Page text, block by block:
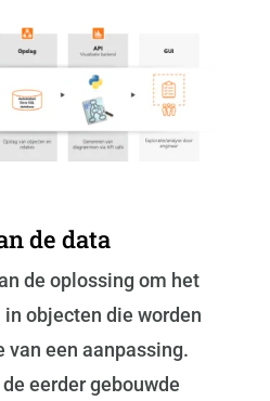
de data
de oplossing om het
objecten die worden
van een aanpassing.
eerder gebouwde